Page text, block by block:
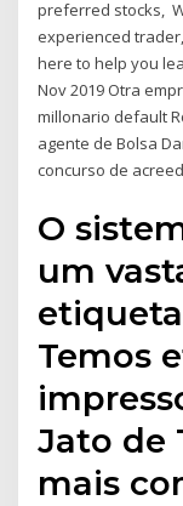
preferred stocks,
experienced
here to help you
Nov 2019 Otra
millonario default
agente de Bolsa
concurso de
O
um
Temos
Jato de
mais